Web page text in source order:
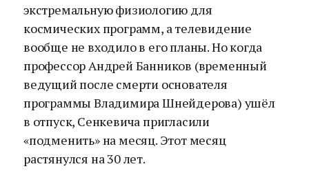
экстремальную физиологию для
космических программ, а телевидение
вообще не входило в его планы. Но когда
профессор Андрей Банников (временный
ведущий после смерти основателя
программы Владимира Шнейдерова) ушёл
в отпуск, Сенкевича пригласили
«подменить» на месяц. Этот месяц
растянулся на 30 лет.